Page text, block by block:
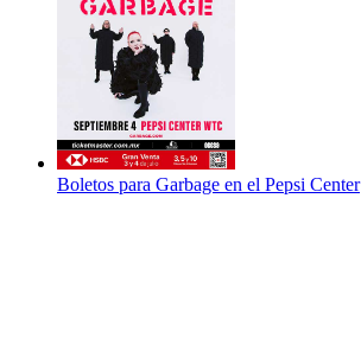
Boletos para Garbage en el Pepsi Center